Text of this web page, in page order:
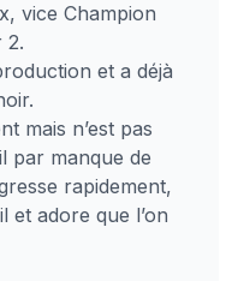
vice Champion
2.
et a déjà
mais n’est pas
par manque de
rapidement,
et adore que l’on